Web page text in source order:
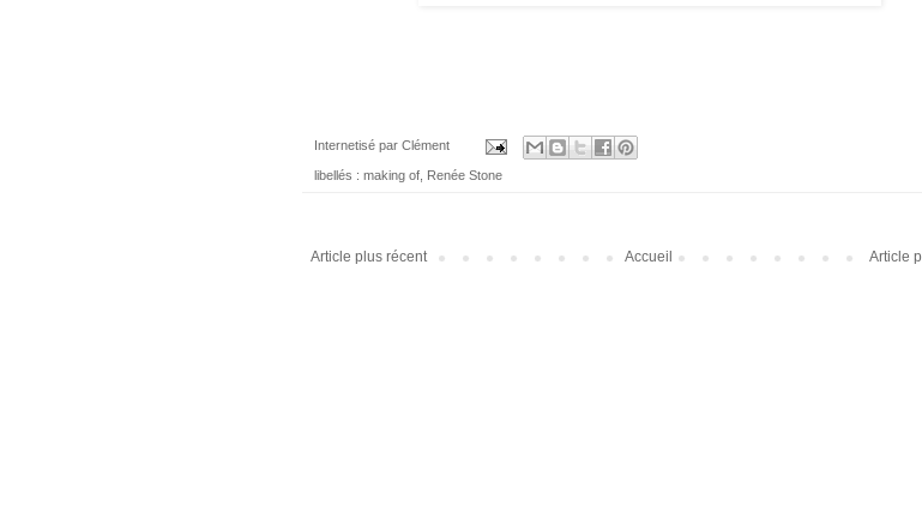
Internetisé par Clément
libellés : making of Renée Stone
Article plus récent Article
Accueil